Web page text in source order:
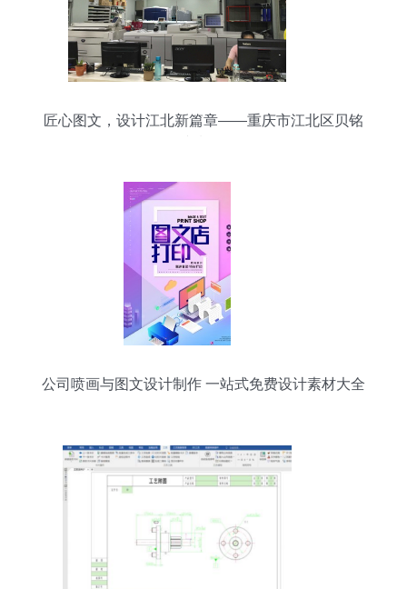
匠心图文，设计江北新篇章——重庆市江北区贝铭
公司喷画与图文设计制作 一站式免费设计素材大全